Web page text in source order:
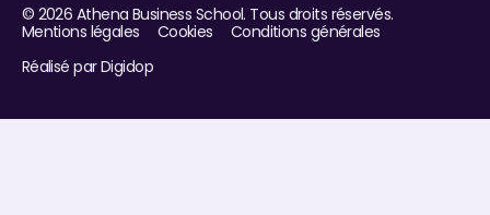
© 2026 Athena Business School. Tous droits réservés.
Mentions légales
Cookies
Conditions générales
Réalisé par Digidop